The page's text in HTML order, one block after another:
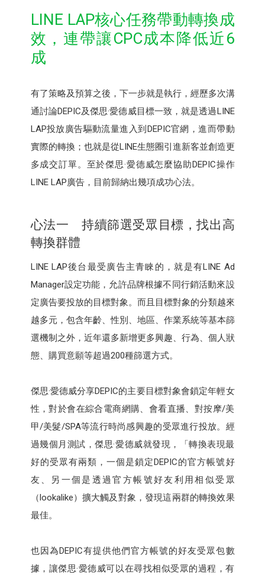
LINE LAP核心任務帶動轉換成
效，連帶讓CPC成本降低近6
成
有了策略及預算之後，下一步就是執行，經歷多次溝
通討論DEPIC及傑思·愛德威目標一致，就是透過LINE
LAP投放廣告驅動流量進入到DEPIC官網，進而帶動
實際的轉換；也就是從LINE生態圈引進新客並創造更
多成交訂單。至於傑思·愛德威怎麼協助DEPIC操作
LINE LAP廣告，目前歸納出幾項成功心法。
心法一 持續篩選受眾目標，找出高
轉換群體
LINE LAP後台最受廣告主青睞的，就是有LINE Ad
Manager設定功能，允許品牌根據不同行銷活動來設
定廣告要投放的目標對象。而且目標對象的分類越來
越多元，包含年齡、性別、地區、作業系統等基本篩
選機制之外，近年還多新增更多興趣、行為、個人狀
態、購買意願等超過200種篩選方式。
傑思·愛德威分享DEPIC的主要目標對象會鎖定年輕女
性，對於會在綜合電商網購、會看直播、對按摩/美
甲/美髮/SPA等流行時尚感興趣的受眾進行投放。經
過幾個月測試，傑思·愛德威就發現，「轉換表現最
好的受眾有兩類，一個是鎖定DEPIC的官方帳號好
友、另一個是透過官方帳號好友利用相似受眾
（lookalike）擴大觸及對象，發現這兩群的轉換效果
最佳。
也因為DEPIC有提供他們官方帳號的好友受眾包數
據，讓傑思·愛德威可以在尋找相似受眾的過程，有